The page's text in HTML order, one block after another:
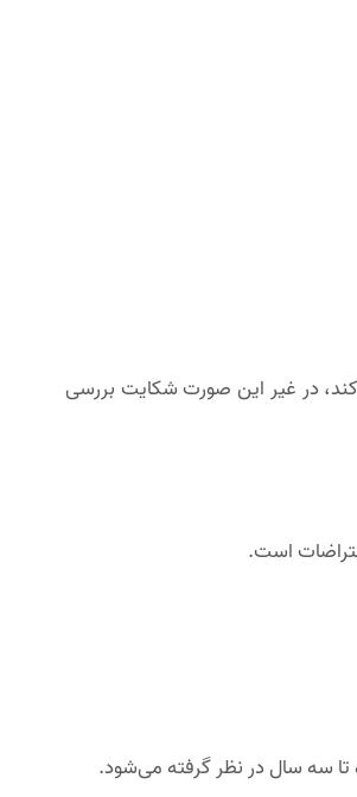
در غیر این صورت شکایت بررسی
است.
سه سال در نظر گرفته می‌شود.